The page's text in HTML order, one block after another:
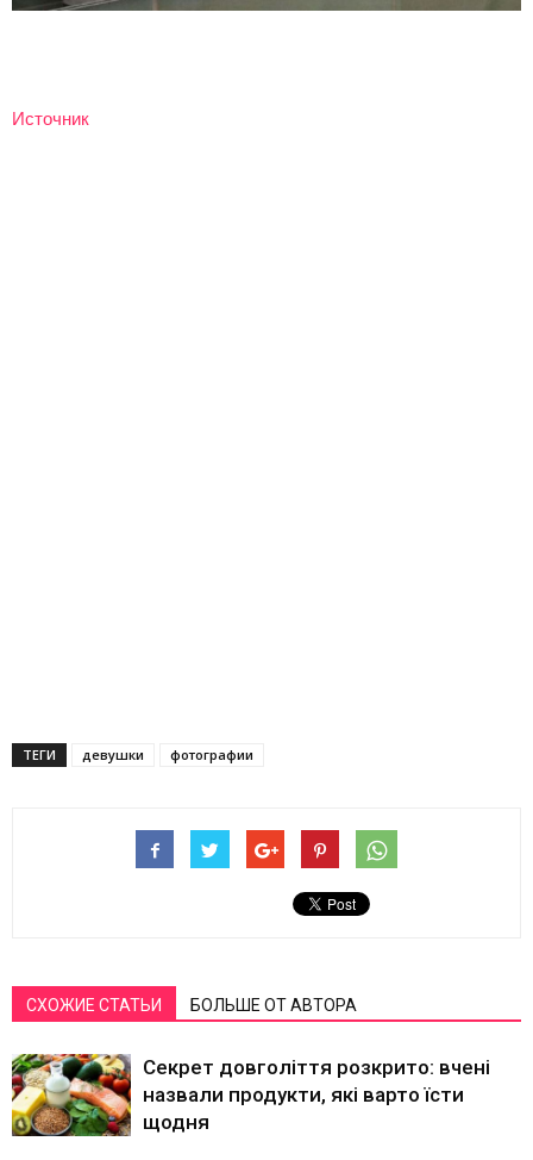
Источник
ТЕГИ девушки фотографии
СХОЖИЕ СТАТЬИ БОЛЬШЕ ОТ АВТОРА
Секрет довголіття розкрито: вчені
назвали продукти, які варто їсти
щодня